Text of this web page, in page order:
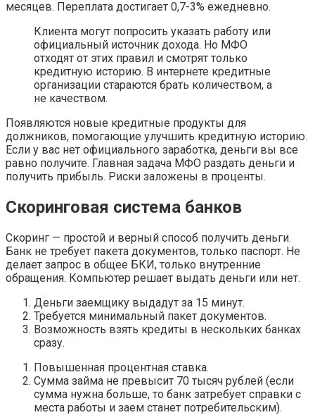
месяцев. Переплата достигает 0,7-3% ежедневно.
Клиента могут попросить указать работу или
официальный источник дохода. Но МФО
отходят от этих правил и смотрят только
кредитную историю. В интернете кредитные
организации стараются брать количеством, а
не качеством.
Появляются новые кредитные продукты для
должников, помогающие улучшить кредитную историю.
Если у вас нет официального заработка, деньги вы все
равно получите. Главная задача МФО раздать деньги и
получить прибыль. Риски заложены в проценты.
Скоринговая система банков
Скоринг — простой и верный способ получить деньги.
Банк не требует пакета документов, только паспорт. Не
делает запрос в общее БКИ, только внутренние
обращения. Компьютер решает выдать деньги или нет.
Деньги заемщику выдадут за 15 минут.
Требуется минимальный пакет документов.
Возможность взять кредиты в нескольких банках
сразу.
Повышенная процентная ставка.
Сумма займа не превысит 70 тысяч рублей (если
сумма нужна больше, то банк затребует справки с
места работы и заем станет потребительским).